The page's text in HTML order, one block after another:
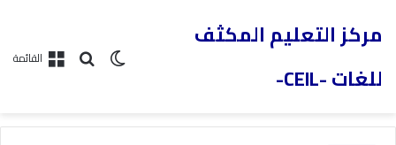
القائمة
مركز التعليم المكثف
للغات -CEIL-